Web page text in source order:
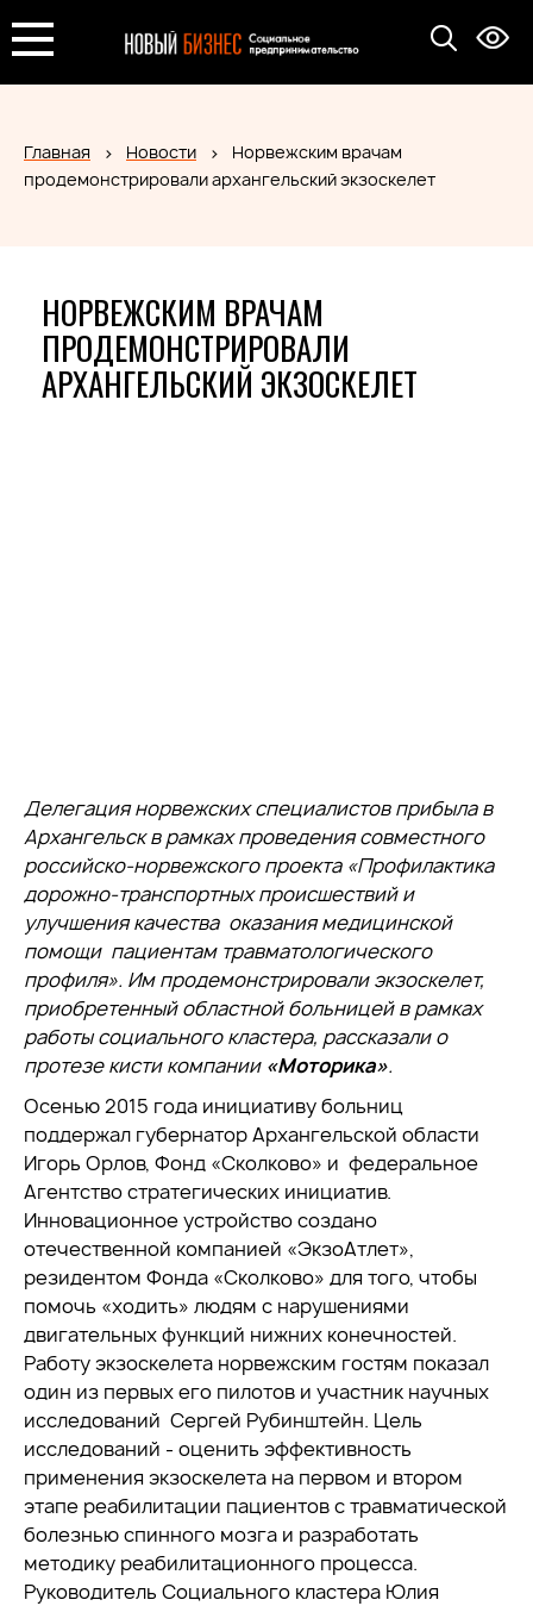
Главная Новости
Норвежским врачам
продемонстрировали архангельский экзоскелет
НОРВЕЖСКИМ ВРАЧАМ
ПРОДЕМОНСТРИРОВАЛИ
АРХАНГЕЛЬСКИЙ ЭКЗОСКЕЛЕТ
Делегация норвежских специалистов прибыла в
Архангельск в рамках проведения совместного
российско-норвежского проекта «Профилактика
дорожно-транспортных происшествий и
улучшения качества оказания медицинской
помощи пациентам травматологического
профиля». Им продемонстрировали экзоскелет,
приобретенный областной больницей в рамках
работы социального кластера, рассказали о
протезе кисти компании «Моторика».
Осенью 2015 года инициативу больниц
поддержал губернатор Архангельской области
Игорь Орлов, Фонд «Сколково» и федеральное
Агентство стратегических инициатив.
Инновационное устройство создано
отечественной компанией «ЭкзоАтлет»,
резидентом Фонда «Сколково» для того, чтобы
помочь «ходить» людям с нарушениями
двигательных функций нижних конечностей.
Работу экзоскелета норвежским гостям показал
один из первых его пилотов и участник научных
исследований Сергей Рубинштейн. Цель
исследований - оценить эффективность
применения экзоскелета на первом и втором
этапе реабилитации пациентов с травматической
болезнью спинного мозга и разработать
методику реабилитационного процесса.
Руководитель Социального кластера Юлия